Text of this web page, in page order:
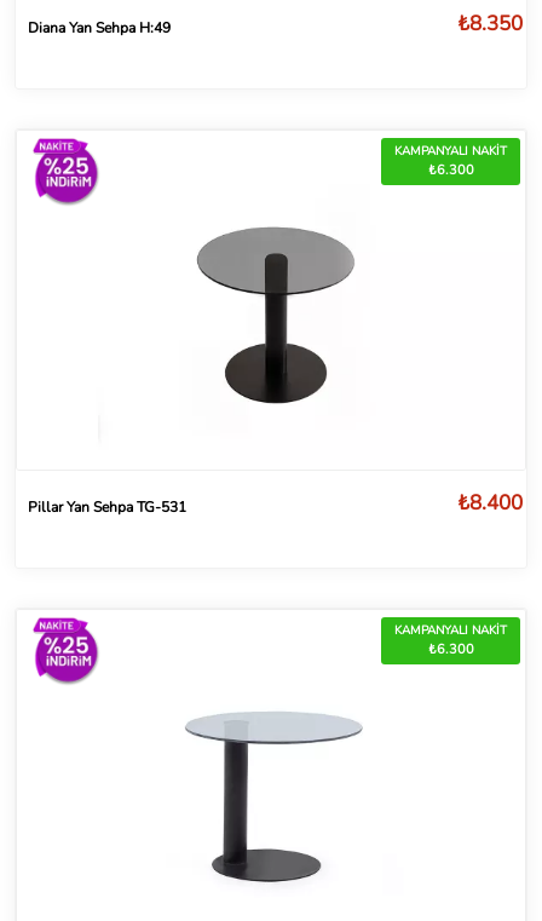
Diana Yan Sehpa H:49 ₺8.350
KAMPANYALI NAKİT
₺6.300
Pillar Yan Sehpa TG-531 ₺8.400
KAMPANYALI NAKİT
₺6.300